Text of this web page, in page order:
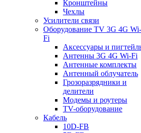
Кронштейны
Чехлы
Усилители связи
Оборудование TV 3G 4G Wi-
Fi
Аксессуары и
Антенны 3G 4G Wi-Fi
Антенные комплекты
Антенный облучатель
Грозоразрядники и
делители
Модемы и роутеры
TV-оборудование
Кабель
10D-FB